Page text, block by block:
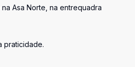
Asa Norte, na entrequadra
praticidade.